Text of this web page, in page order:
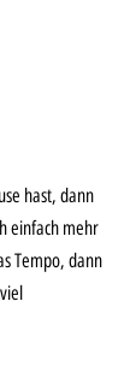
hast, dann
einfach mehr
Tempo, dann